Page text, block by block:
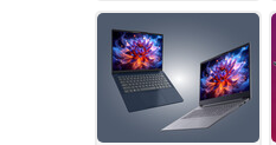
05/30/2026